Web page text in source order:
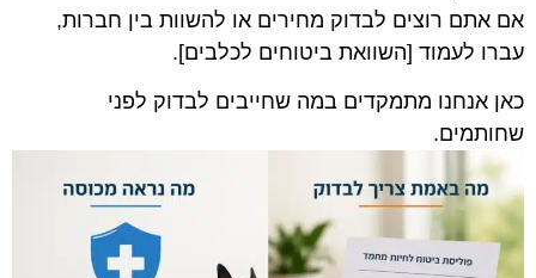
אם אתם רוצים לבדוק מחירים או להשוות בין חברות,
עברו לעמוד [השוואת ביטוחים לכלבים].
כאן אנחנו מתמקדים במה שחייבים לבדוק לפני
שחותמים.